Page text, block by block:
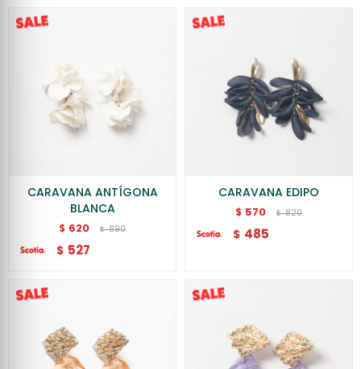
CARAVANA ANTÍGONA
BLANCA
$ 620 $ 890
$ 527
CARAVANA EDIPO
$ 570 $ 820
$ 485